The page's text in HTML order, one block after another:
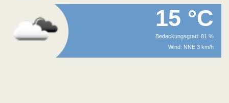
15 °C
Bedeckungsgrad: 81 %
Wind: NNE 3 km/h